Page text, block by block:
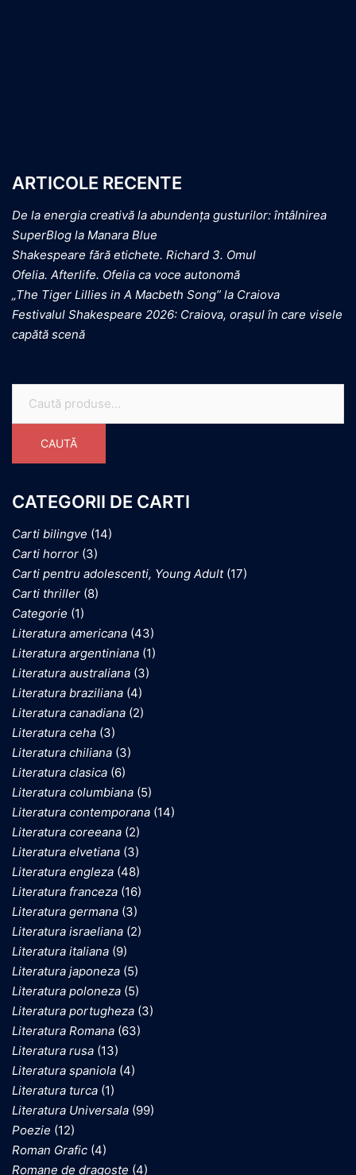
ARTICOLE RECENTE
De la energia creativă la abundența gusturilor: întâlnirea
SuperBlog la Manara Blue
Shakespeare fără etichete. Richard 3. Omul
Ofelia. Afterlife. Ofelia ca voce autonomă
„The Tiger Lillies in A Macbeth Song” la Craiova
Festivalul Shakespeare 2026: Craiova, orașul în care visele
capătă scenă
CAUTĂ
CATEGORII DE CARTI
Carti bilingve (14)
Carti horror (3)
Carti pentru adolescenti, Young Adult (17)
Carti thriller (8)
Categorie (1)
Literatura americana (43)
Literatura argentiniana (1)
Literatura australiana (3)
Literatura braziliana (4)
Literatura canadiana (2)
Literatura ceha (3)
Literatura chiliana (3)
Literatura clasica (6)
Literatura columbiana (5)
Literatura contemporana (14)
Literatura coreeana (2)
Literatura elvetiana (3)
Literatura engleza (48)
Literatura franceza (16)
Literatura germana (3)
Literatura israeliana (2)
Literatura italiana (9)
Literatura japoneza (5)
Literatura poloneza (5)
Literatura portugheza (3)
Literatura Romana (63)
Literatura rusa (13)
Literatura spaniola (4)
Literatura turca (1)
Literatura Universala (99)
Poezie (12)
Roman Grafic (4)
Romane de dragoste (4)